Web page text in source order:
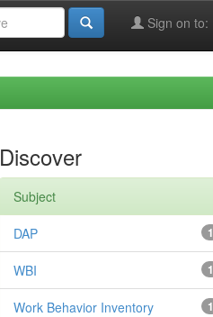
Sign on to:
Discover
Subject
1
DAP
1
WBI
1
Work Behavior Inventory